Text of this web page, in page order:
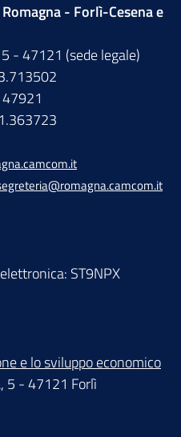
- Forlì-Cesena e
- 47121 (sede legale)
ST9NPX
e lo sviluppo economico
5 - 47121 Forlì